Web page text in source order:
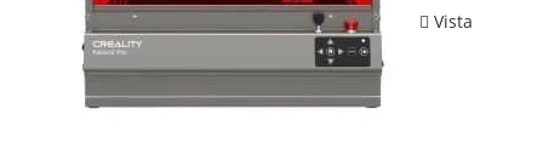
Vista